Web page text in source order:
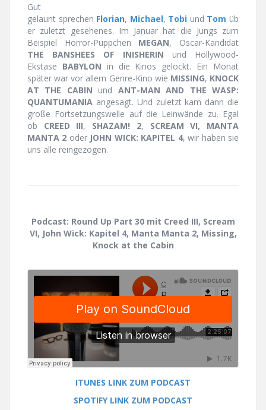
Gut
gelaunt sprechen Florian, Michael, Tobi und Tom üb
er zuletzt gesehenes. Im Januar hat die Jungs zum
Beispiel Horror-Püppchen MEGAN, Oscar-Kandidat
THE BANSHEES OF INISHERIN und Hollywood-
Ekstase BABYLON in die Kinos gelockt. Ein Monat
später war vor allem Genre-Kino wie MISSING, KNOCK
AT THE CABIN und ANT-MAN AND THE WASP:
QUANTUMANIA angesagt. Und zuletzt kam dann die
große Fortsetzungswelle auf die Leinwände zu. Egal
ob CREED III, SHAZAM! 2, SCREAM VI, MANTA
MANTA 2 oder JOHN WICK: KAPITEL 4, wir haben sie
uns alle reingezogen.
Podcast: Round Up Part 30 mit Creed III, Scream
VI, John Wick: Kapitel 4, Manta Manta 2, Missing,
Knock at the Cabin
ITUNES LINK ZUM PODCAST
SPOTIFY LINK ZUM PODCAST